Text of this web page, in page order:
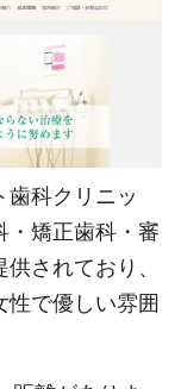
歯科クリニッ
・矯正歯科・審
されており、
で優しい雰囲